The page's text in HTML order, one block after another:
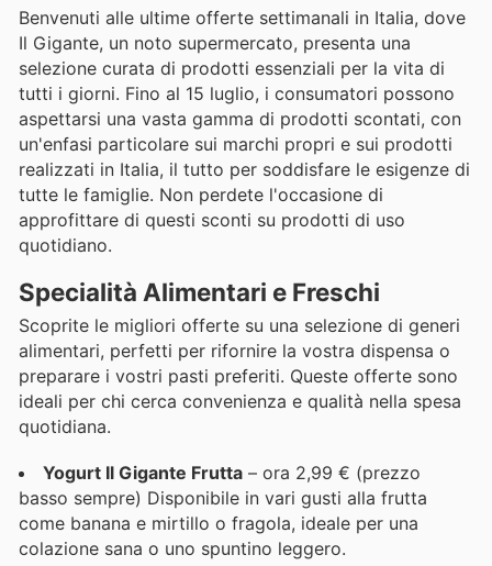
Benvenuti alle ultime offerte settimanali in Italia, dove
Il Gigante, un noto supermercato, presenta una
selezione curata di prodotti essenziali per la vita di
tutti i giorni. Fino al 15 luglio, i consumatori possono
aspettarsi una vasta gamma di prodotti scontati, con
un'enfasi particolare sui marchi propri e sui prodotti
realizzati in Italia, il tutto per soddisfare le esigenze di
tutte le famiglie. Non perdete l'occasione di
approfittare di questi sconti su prodotti di uso
quotidiano.
Specialità Alimentari e Freschi
Scoprite le migliori offerte su una selezione di generi
alimentari, perfetti per rifornire la vostra dispensa o
preparare i vostri pasti preferiti. Queste offerte sono
ideali per chi cerca convenienza e qualità nella spesa
quotidiana.
Yogurt Il Gigante Frutta – ora 2,99 € (prezzo
basso sempre) Disponibile in vari gusti alla frutta
come banana e mirtillo o fragola, ideale per una
colazione sana o uno spuntino leggero.